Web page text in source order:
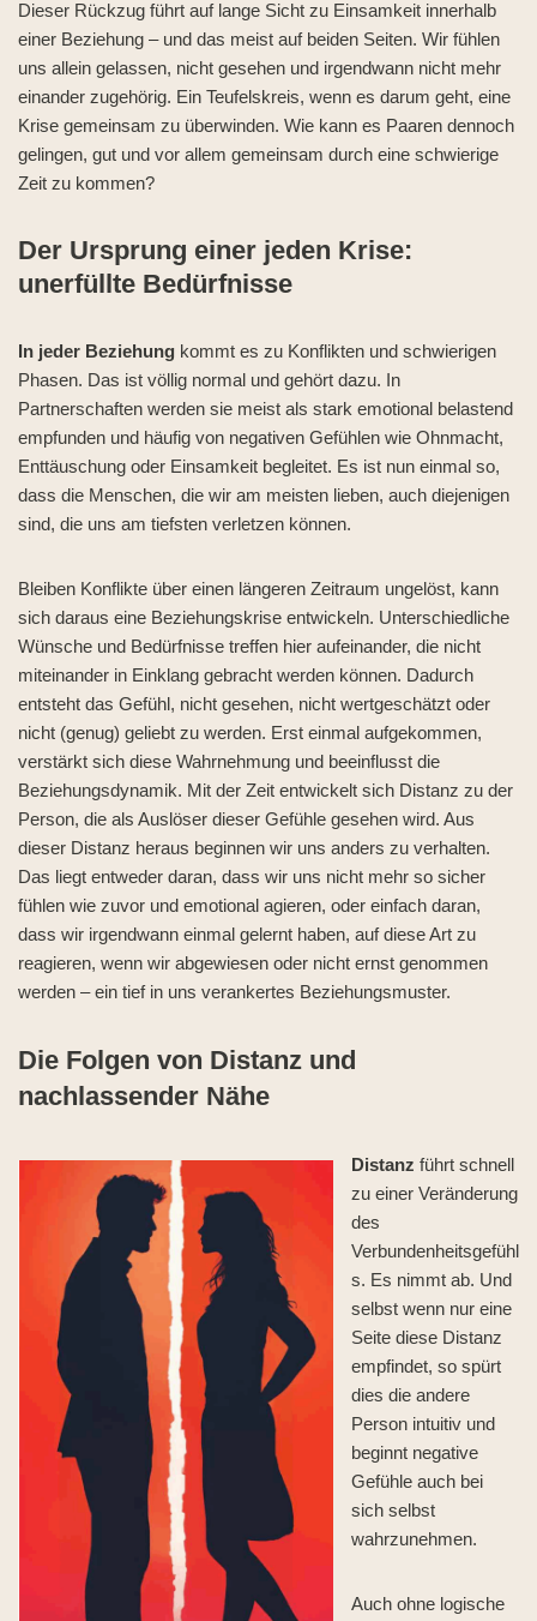
Dieser Rückzug führt auf lange Sicht zu Einsamkeit innerhalb
einer Beziehung – und das meist auf beiden Seiten. Wir fühlen
uns allein gelassen, nicht gesehen und irgendwann nicht mehr
einander zugehörig. Ein Teufelskreis, wenn es darum geht, eine
Krise gemeinsam zu überwinden. Wie kann es Paaren dennoch
gelingen, gut und vor allem gemeinsam durch eine schwierige
Zeit zu kommen?
Der Ursprung einer jeden Krise:
unerfüllte Bedürfnisse
In jeder Beziehung kommt es zu Konflikten und schwierigen
Phasen. Das ist völlig normal und gehört dazu. In
Partnerschaften werden sie meist als stark emotional belastend
empfunden und häufig von negativen Gefühlen wie Ohnmacht,
Enttäuschung oder Einsamkeit begleitet. Es ist nun einmal so,
dass die Menschen, die wir am meisten lieben, auch diejenigen
sind, die uns am tiefsten verletzen können.
Bleiben Konflikte über einen längeren Zeitraum ungelöst, kann
sich daraus eine Beziehungskrise entwickeln. Unterschiedliche
Wünsche und Bedürfnisse treffen hier aufeinander, die nicht
miteinander in Einklang gebracht werden können. Dadurch
entsteht das Gefühl, nicht gesehen, nicht wertgeschätzt oder
nicht (genug) geliebt zu werden. Erst einmal aufgekommen,
verstärkt sich diese Wahrnehmung und beeinflusst die
Beziehungsdynamik. Mit der Zeit entwickelt sich Distanz zu der
Person, die als Auslöser dieser Gefühle gesehen wird. Aus
dieser Distanz heraus beginnen wir uns anders zu verhalten.
Das liegt entweder daran, dass wir uns nicht mehr so sicher
fühlen wie zuvor und emotional agieren, oder einfach daran,
dass wir irgendwann einmal gelernt haben, auf diese Art zu
reagieren, wenn wir abgewiesen oder nicht ernst genommen
werden – ein tief in uns verankertes Beziehungsmuster.
Die Folgen von Distanz und
nachlassender Nähe
Distanz führt schnell
zu einer Veränderung
des
Verbundenheitsgefühl
s. Es nimmt ab. Und
selbst wenn nur eine
Seite diese Distanz
empfindet, so spürt
dies die andere
Person intuitiv und
beginnt negative
Gefühle auch bei
sich selbst
wahrzunehmen.
Auch ohne logische